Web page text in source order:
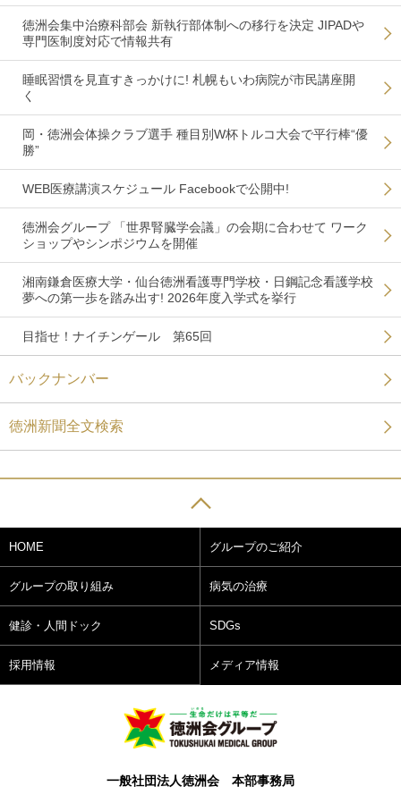
徳洲会集中治療科部会 新執行部体制への移行を決定 JIPADや
専門医制度対応で情報共有
睡眠習慣を見直すきっかけに! 札幌もいわ病院が市民講座開
く
岡・徳洲会体操クラブ選手 種目別W杯トルコ大会で平行棒“優
勝”
WEB医療講演スケジュール Facebookで公開中!
徳洲会グループ 「世界腎臓学会議」の会期に合わせて ワーク
ショップやシンポジウムを開催
湘南鎌倉医療大学・仙台徳洲看護専門学校・日鋼記念看護学校
夢への第一歩を踏み出す! 2026年度入学式を挙行
目指せ！ナイチンゲール 第65回
バックナンバー
徳洲新聞全文検索
HOME グループのご紹介
グループの取り組み 病気の治療
健診・人間ドック SDGs
採用情報 メディア情報
一般社団法人徳洲会 本部事務局